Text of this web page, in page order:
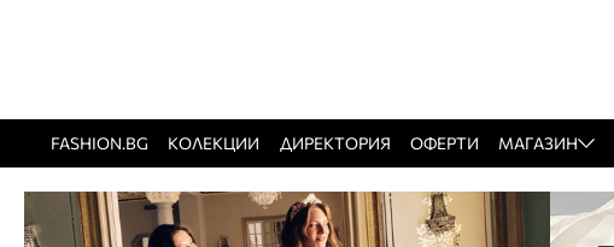
FASHION.BG КОЛЕКЦИИ ДИРЕКТОРИЯ ОФЕРТИ МАГАЗИН